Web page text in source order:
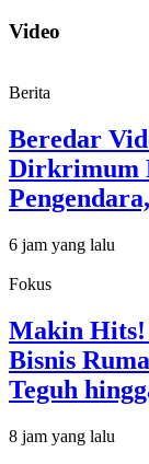
Video
Berita
Beredar
Dirkrimum
6 jam yang lalu
Fokus
Makin Hits!
Bisnis
Teguh
8 jam yang lalu